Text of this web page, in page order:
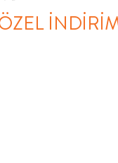
İNDİRİM